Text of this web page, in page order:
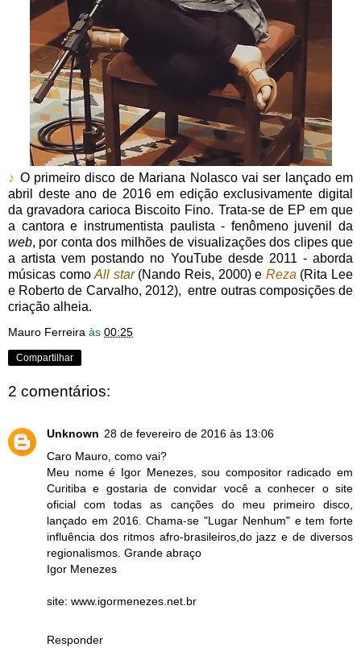
♪ O primeiro disco de Mariana Nolasco vai ser lançado em
abril deste ano de 2016 em edição exclusivamente digital
da gravadora carioca Biscoito Fino. Trata-se de EP em que
a cantora e instrumentista paulista - fenômeno juvenil da
web, por conta dos milhões de visualizações dos clipes que
a artista vem postando no YouTube desde 2011 - aborda
músicas comoAll star (Nando Reis, 2000) e Reza (Rita Lee
e Roberto de Carvalho, 2012), entre outras composições de
criação alheia.
Mauro Ferreira às 00:25
Compartilhar
2 comentários:
Unknown 28 de fevereiro de 2016 às 13:06
Caro Mauro, como vai?
Meu nome é Igor Menezes, sou compositor radicado em
Curitiba e gostaria de convidar você a conhecer o site
oficial com todas as canções do meu primeiro disco,
lançado em 2016. Chama-se "Lugar Nenhum" e tem forte
influência dos ritmos afro-brasileiros,do jazz e de diversos
regionalismos. Grande abraço
Igor Menezes
site: www.igormenezes.net.br
Responder